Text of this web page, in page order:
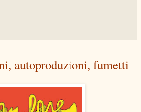
autoproduzioni, fumetti